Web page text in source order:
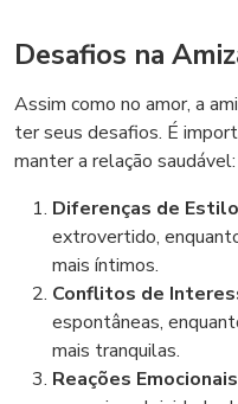
Desafios na
Assim como no amor, a
ter seus desafios. É
manter a relação saudável:
Diferenças de
extrovertido,
mais íntimos.
Conflitos de
espontâneas,
mais tranquilas.
Reações